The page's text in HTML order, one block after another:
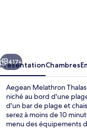
Hotel
Suivant
417+
PrésentationChambres
Aegean Melathron
niché au bord d'une
d'un bar de plage et
serez à moins de 10
menu des équipements